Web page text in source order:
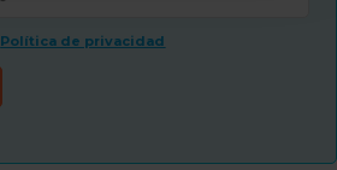
Política de privacidad